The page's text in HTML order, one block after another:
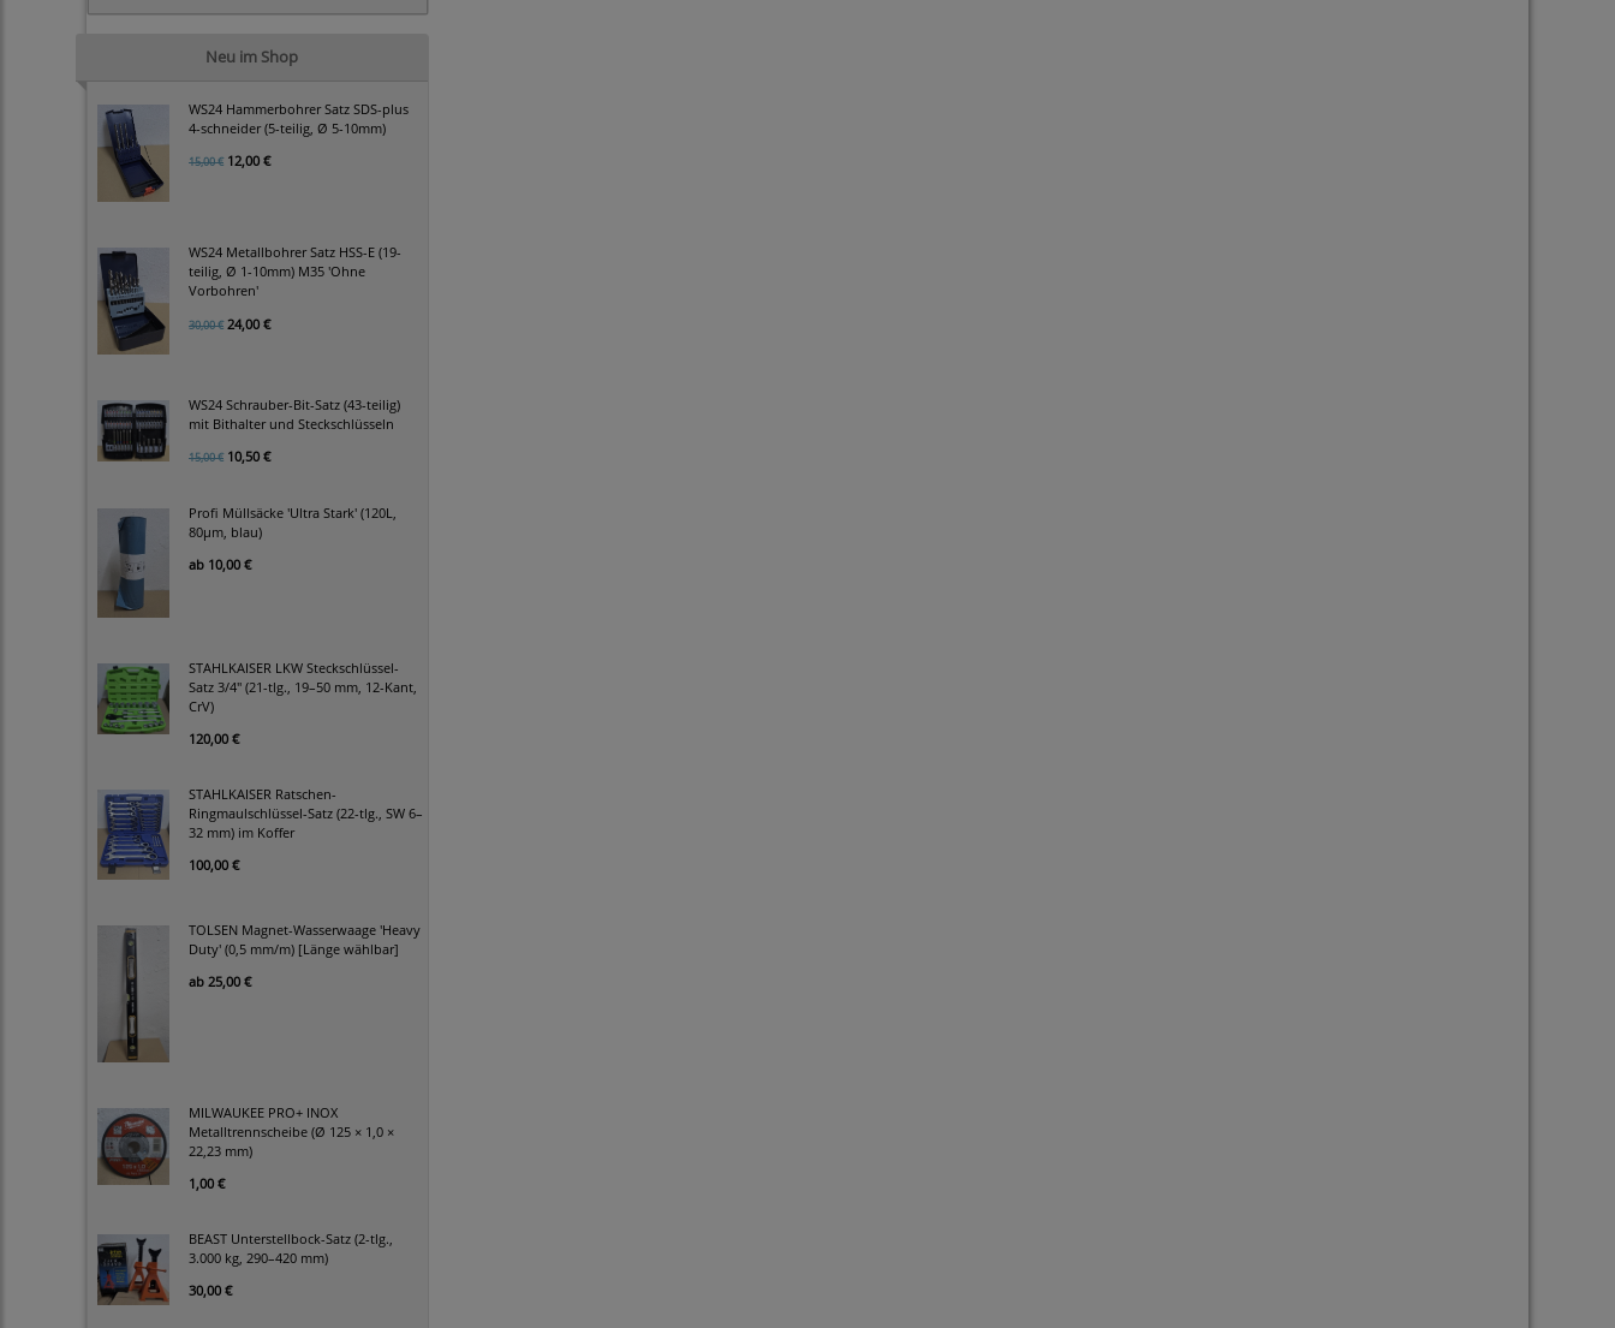
Neu im Shop
WS24 Hammerbohrer Satz SDS-plus
4-schneider (5-teilig, Ø 5-10mm)
15,00 € 12,00 €
WS24 Metallbohrer Satz HSS-E (19-
teilig, Ø 1-10mm) M35 'Ohne
Vorbohren'
30,00 € 24,00 €
WS24 Schrauber-Bit-Satz (43-teilig)
mit Bithalter und Steckschlüsseln
15,00 € 10,50 €
Profi Müllsäcke 'Ultra Stark' (120L,
80µm, blau)
ab 10,00 €
STAHLKAISER LKW Steckschlüssel-
Satz 3/4" (21-tlg., 19–50 mm, 12-Kant,
CrV)
120,00 €
STAHLKAISER Ratschen-
Ringmaulschlüssel-Satz (22-tlg., SW 6–
32 mm) im Koffer
100,00 €
TOLSEN Magnet-Wasserwaage 'Heavy
Duty' (0,5 mm/m) [Länge wählbar]
ab 25,00 €
MILWAUKEE PRO+ INOX
Metalltrennscheibe (Ø 125 × 1,0 ×
22,23 mm)
1,00 €
BEAST Unterstellbock-Satz (2-tlg.,
3.000 kg, 290–420 mm)
30,00 €